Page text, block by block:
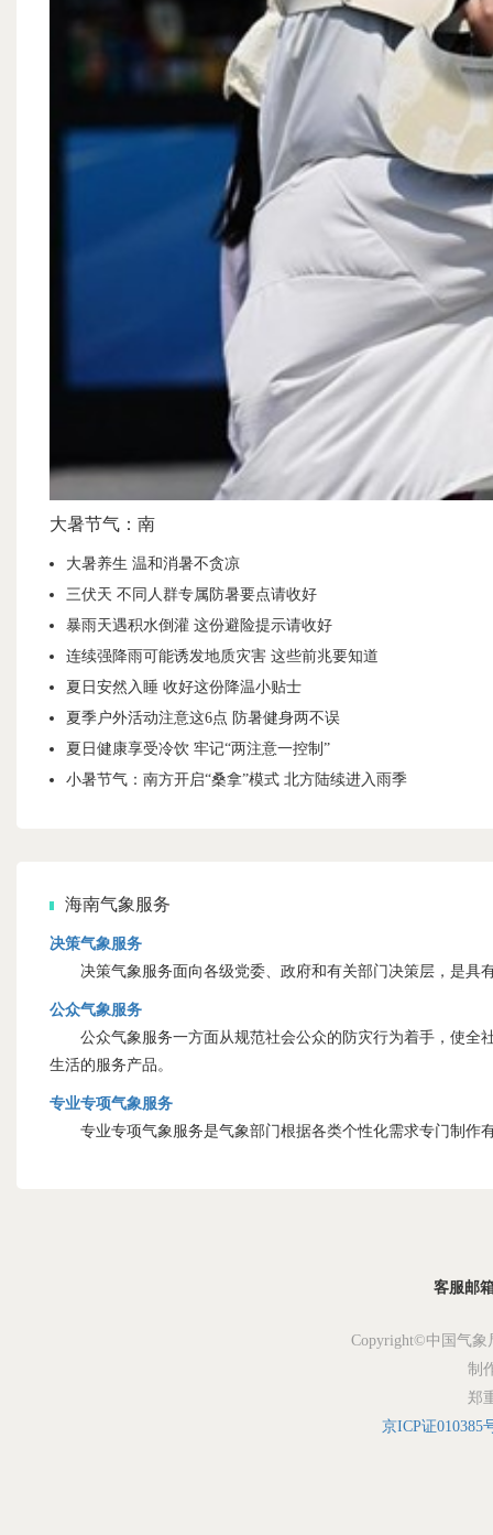
大暑节气：南
大暑养生 温和消暑不贪凉
三伏天 不同人群专属防暑要点请收好
暴雨天遇积水倒灌 这份避险提示请收好
连续强降雨可能诱发地质灾害 这些前兆要知道
夏日安然入睡 收好这份降温小贴士
夏季户外活动注意这6点 防暑健身两不误
夏日健康享受冷饮 牢记“两注意一控制”
小暑节气：南方开启“桑拿”模式 北方陆续进入雨季
海南气象服务
决策气象服务
决策气象服务面向各级党委、政府和有关部门决策层，是具
公众气象服务
公众气象服务一方面从规范社会公众的防灾行为着手，使全
生活的服务产品。
专业专项气象服务
专业专项气象服务是气象部门根据各类个性化需求专门制作
客服邮
Copyright©中国气象
制
郑
京ICP证010385